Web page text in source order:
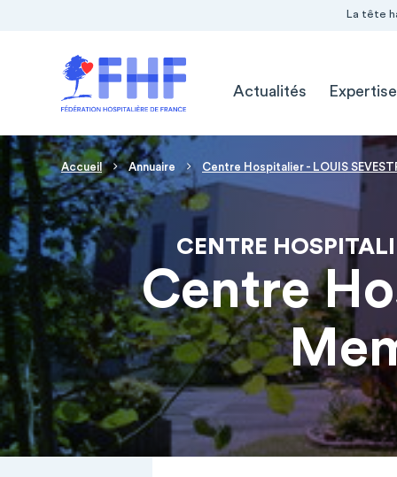
La tête
Actualités
Fil d'Ariane
Accueil Annuaire Centre Hospitalier - LOUIS
CENTRE
Centre